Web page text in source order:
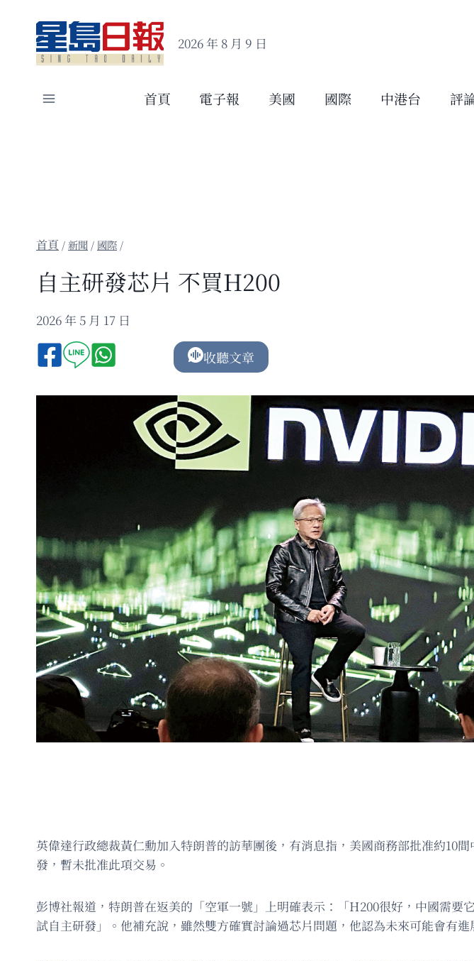
content
2026 年 8 月 9 日
首頁 電子報 美國 國際 中港台 評
/新聞 / 國際 /
自主研發芯片 不買H200
2026 年 5 月 17 日
收聽文章
英偉達行政總裁黃仁勳加入特朗普的訪華團後，有消息指，美國商務部批准約10
發，暫未批准此項交易。
彭博社報道，特朗普在返美的「空軍一號」上明確表示：「H200很好，中國需
試自主研發」。他補充說，雖然雙方確實討論過芯片問題，他認為未來可能會有進